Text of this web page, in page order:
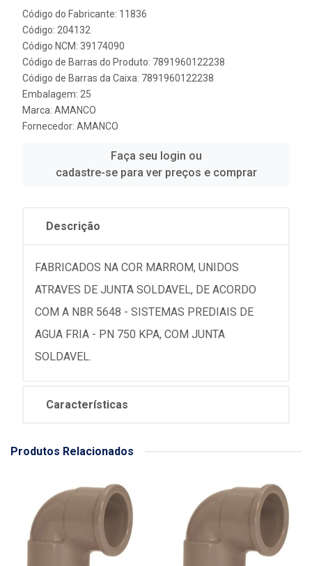
Código do Fabricante: 11836
Código: 204132
Código NCM: 39174090
Código de Barras do Produto: 7891960122238
Código de Barras da Caixa: 7891960122238
Embalagem: 25
Marca: AMANCO
Fornecedor: AMANCO
Faça seu login ou
cadastre-se para ver preços e comprar
Descrição
FABRICADOS NA COR MARROM, UNIDOS
ATRAVES DE JUNTA SOLDAVEL, DE ACORDO
COM A NBR 5648 - SISTEMAS PREDIAIS DE
AGUA FRIA - PN 750 KPA, COM JUNTA
SOLDAVEL.
Características
Produtos Relacionados